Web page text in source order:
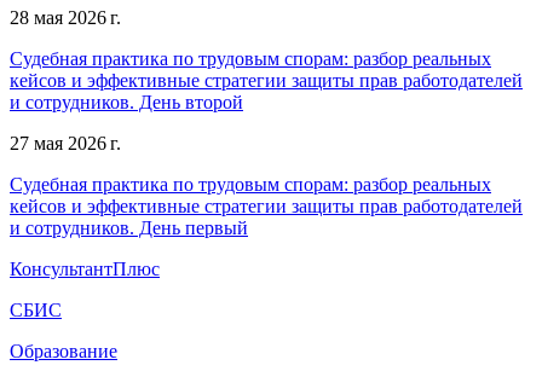
28 мая 2026 г.
Судебная практика по трудовым спорам: разбор реальных
кейсов и эффективные стратегии защиты прав работодателей
и сотрудников. День второй
27 мая 2026 г.
Судебная практика по трудовым спорам: разбор реальных
кейсов и эффективные стратегии защиты прав работодателей
и сотрудников. День первый
КонсультантПлюс
СБИС
Образование